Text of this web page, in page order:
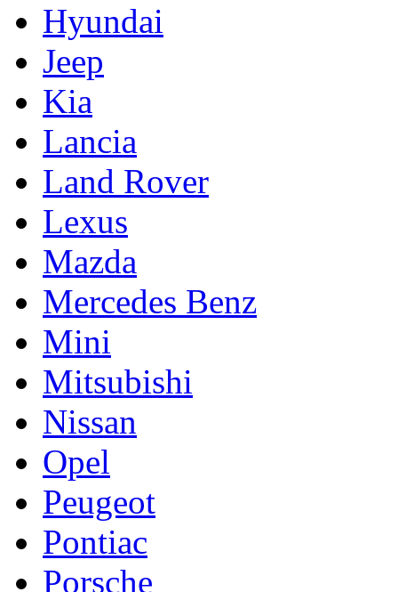
Hyundai
Jeep
Kia
Lancia
Land Rover
Lexus
Mazda
Mercedes Benz
Mini
Mitsubishi
Nissan
Opel
Peugeot
Pontiac
Porsche